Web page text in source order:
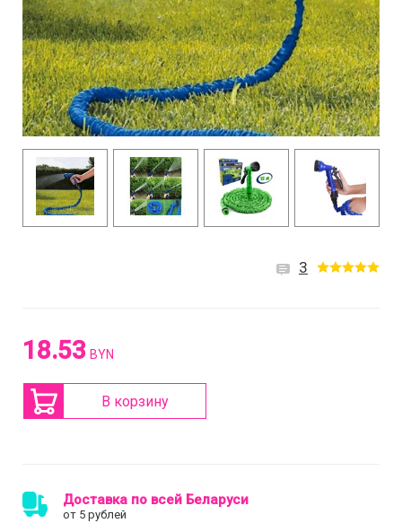
3
18.53 BYN
В корзину
Доставка по всей Беларуси
от 5 рублей